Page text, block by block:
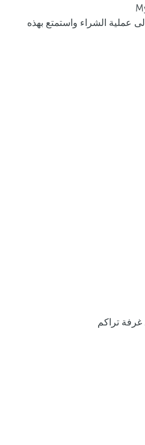
عملية الشراء واستمتع بهذه